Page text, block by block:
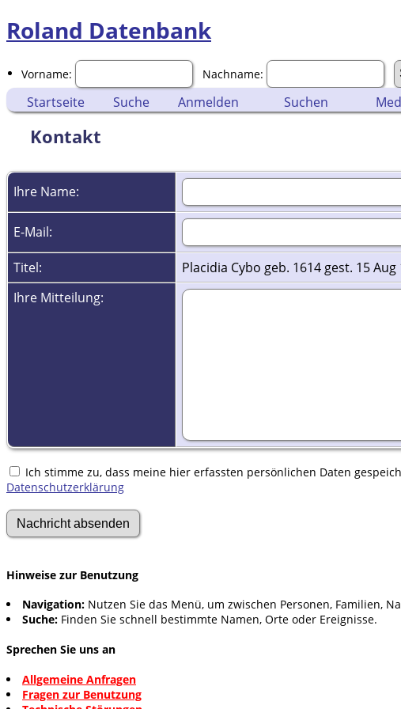
Roland Datenbank
Vorname: Nachname:
Startseite Suche Anmelden Suchen
Kontakt
Ihre Name:
E-Mail:
Titel:
Placidia Cybo geb. 1614 gest. 15 Aug
Ihre Mitteilung:
Ich stimme zu, dass meine hier erfassten persönlichen Daten
Datenschutzerklärung
Hinweise zur Benutzung
Navigation: Nutzen Sie das Menü, um zwischen Personen, Familien,
Suche: Finden Sie schnell bestimmte Namen, Orte oder Ereignisse.
Sprechen Sie uns an
Allgemeine Anfragen
Fragen zur Benutzung